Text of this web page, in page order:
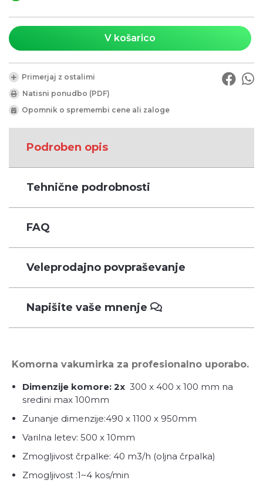
V košarico
Primerjaj z ostalimi
Natisni ponudbo (PDF)
Opomnik o spremembi cene ali zaloge
Podroben opis
Tehnične podrobnosti
FAQ
Veleprodajno povpraševanje
Napišite vaše mnenje
Komorna vakumirka za profesionalno uporabo.
Dimenzije komore: 2x 300 x 400 x 100 mm na
sredini max 100mm
Zunanje dimenzije:490 x 1100 x 950mm
Varilna letev: 500 x 10mm
Zmogljivost črpalke: 40 m3/h (oljna črpalka)
Zmogljivost :1~4 kos/min